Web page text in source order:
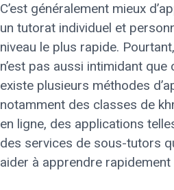
C’est généralement mieux
un tutorat individuel et
niveau le plus rapide.
n’est pas aussi intimidant
existe plusieurs méthodes
notamment des classes de
en ligne, des applications
des services de sous-tutors
aider à apprendre